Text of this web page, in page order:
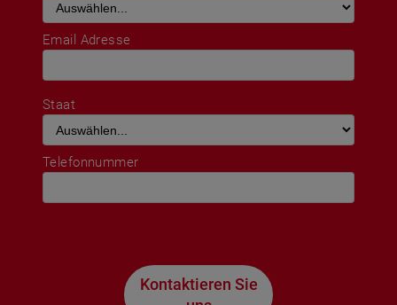
Email Adresse
Staat
Telefonnummer
Kontaktieren Sie